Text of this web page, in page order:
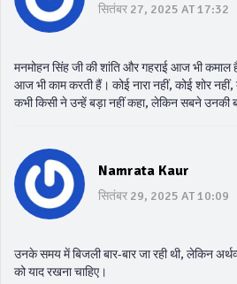
सितंबर 27, 2025 AT 17:32
मनमोहन सिंह जी की शांति और गहराई आज भी कमाल
आज भी काम करती हैं। कोई नारा नहीं, कोई शोर नहीं,
कभी किसी ने उन्हें बड़ा नहीं कहा, लेकिन सबने उनकी
Namrata Kaur
सितंबर 29, 2025 AT 10:09
उनके समय में बिजली बार-बार जा रही थी, लेकिन
को याद रखना चाहिए।